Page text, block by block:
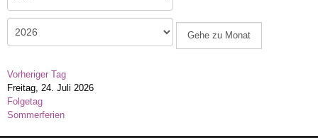
Gehe zu Monat
Vorheriger Tag
Freitag, 24. Juli 2026
Folgetag
Sommerferien